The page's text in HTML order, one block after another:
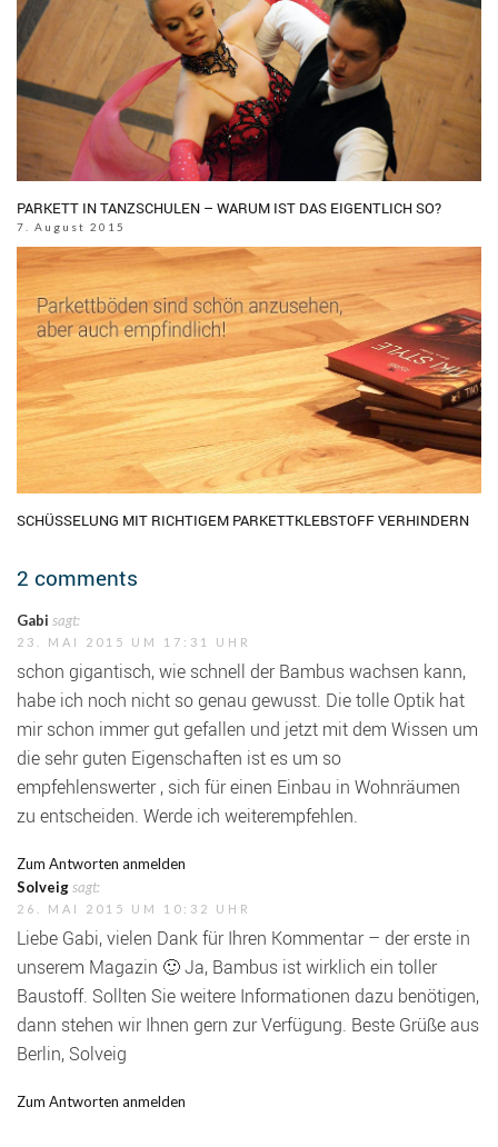
PARKETT IN TANZSCHULEN – WARUM IST DAS EIGENTLICH SO?
7. August 2015
SCHÜSSELUNG MIT RICHTIGEM PARKETTKLEBSTOFF VERHINDERN
2 comments
Gabi sagt:
23. MAI 2015 UM 17:31 UHR
schon gigantisch, wie schnell der Bambus wachsen kann,
habe ich noch nicht so genau gewusst. Die tolle Optik hat
mir schon immer gut gefallen und jetzt mit dem Wissen um
die sehr guten Eigenschaften ist es um so
empfehlenswerter , sich für einen Einbau in Wohnräumen
zu entscheiden. Werde ich weiterempfehlen.
Zum Antworten anmelden
Solveigsagt:
26. MAI 2015 UM 10:32 UHR
Liebe Gabi, vielen Dank für Ihren Kommentar – der erste in
unserem Magazin 🙂 Ja, Bambus ist wirklich ein toller
Baustoff. Sollten Sie weitere Informationen dazu benötigen,
dann stehen wir Ihnen gern zur Verfügung. Beste Grüße aus
Berlin, Solveig
Zum Antworten anmelden